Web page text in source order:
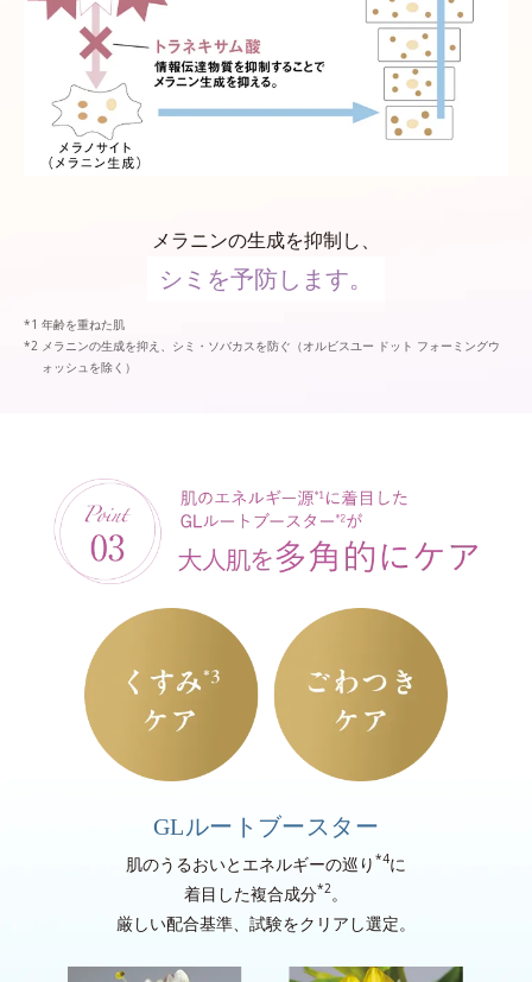
メラニンの生成を抑制し、
シミを予防します。
年齢を重ねた肌
メラニンの生成を抑え、シミ・ソバカスを防ぐ（オルビスユー ドット フォーミングウ
ォッシュを除く）
GLルートブースター
肌のうるおいとエネルギーの巡り *4に
着目した複合成分*2。
厳しい配合基準、試験をクリアし選定。